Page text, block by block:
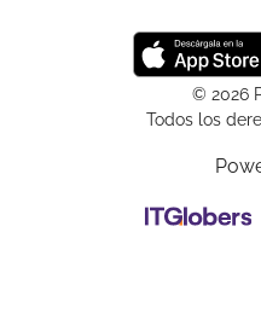
© 2026
Todos los